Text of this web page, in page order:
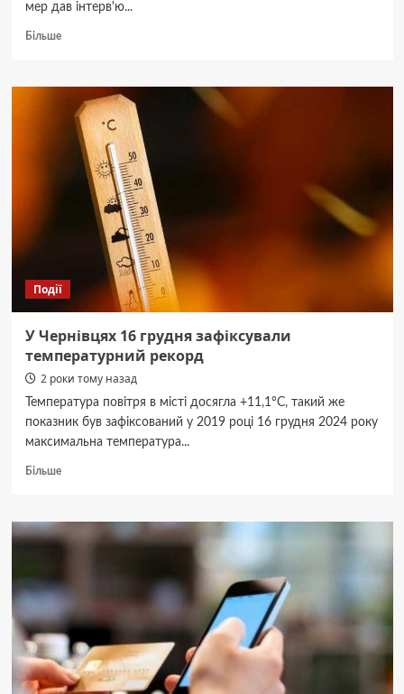
мер дав інтерв'ю...
БільшеДокладніше
мене
служба,
нелегка”:
відверте
інтерв’ю
Чернівців
Клічуком
Події
У Чернівцях 16 грудня зафіксували
температурний рекорд
2 роки тому назад
Температура повітря в місті досягла +11,1°С, такий же
показник був зафіксований у 2019 році 16 грудня 2024 року
максимальна температура...
БільшеДокладніше
Чернівцях
16
температурний